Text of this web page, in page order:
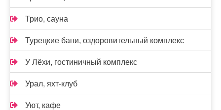
Трио, сауна
Турецкие бани, оздоровительный комплекс
У Лёхи, гостиничный комплекс
Урал, яхт-клуб
Уют, кафе